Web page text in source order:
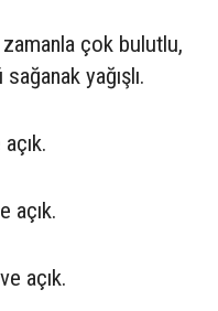
çok bulutlu,
yağışlı.
açık.
açık.